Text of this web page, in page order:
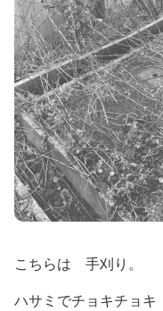
こちらは 手刈り。
ハサミでチョキチョキ